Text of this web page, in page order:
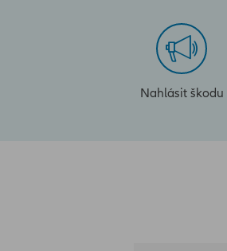
Nahlásit škodu